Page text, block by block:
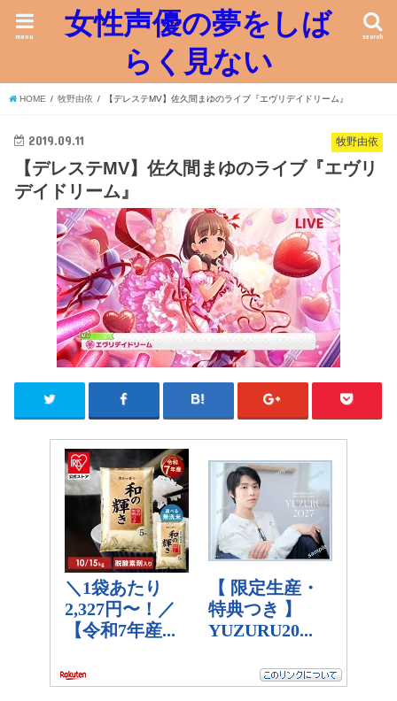
女性声優の夢をしば
らく見ない
search
menu
HOME 牧野由依 【デレステMV】佐久間まゆのライブ『エヴリデイドリーム』
牧野由依
2019.09.11
【デレステMV】佐久間まゆのライブ『エヴリ
デイドリーム』